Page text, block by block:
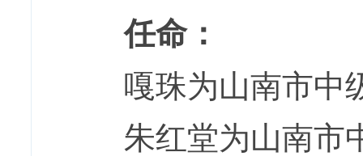
任命：
嘎珠为山南市中
朱红堂为山南市